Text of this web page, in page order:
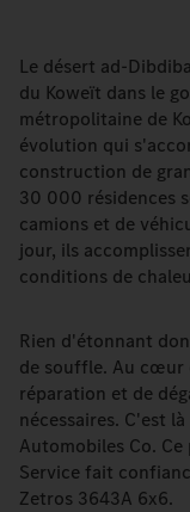
Le désert ad-
du Koweït dans le
métropolitaine de
évolution qui
construction de
30 000 résidences
camions et de
jour, ils
conditions de
Rien d'étonnant
de souffle. Au cœur
réparation et de
nécessaires. C'est
Automobiles Co.
Service fait
Zetros 3643A 6x6.